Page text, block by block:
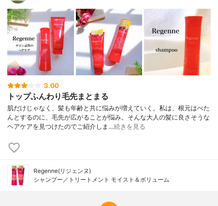
3.00
トップふんわり毛先まとまる
肌だけじゃなく、髪も年齢と共に悩みが増えていく。私は、根元はぺた
んとするのに、毛先が広がることが悩み。そんな大人の髪に良さそうな
ヘアケアを見つけたのでご紹介しま…続きを見る
Regenne(リジェンヌ)
シャンプー／トリートメント モイスト＆ボリューム